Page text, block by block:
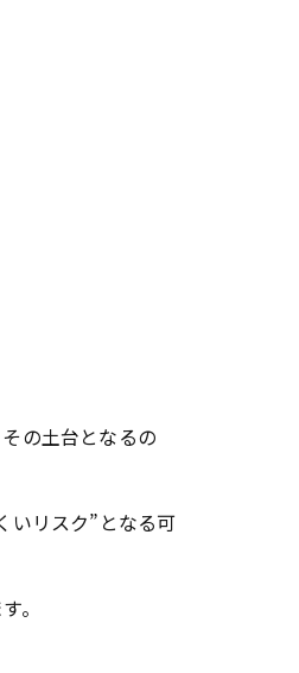
の土台となるの
いリスク”となる可
。